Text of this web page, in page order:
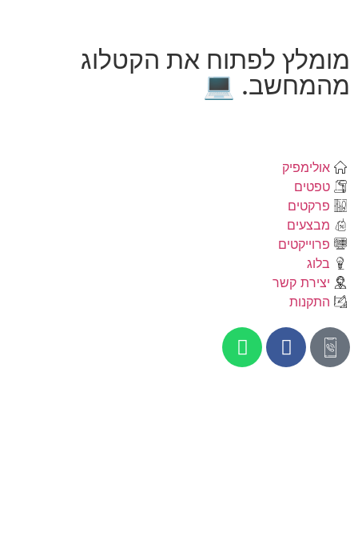
מומלץ לפתוח את הקטלוג
מהמחשב. 💻
אולימפיק
טפטים
פרקטים
מבצעים
פרוייקטים
בלוג
יצירת קשר
התקנות